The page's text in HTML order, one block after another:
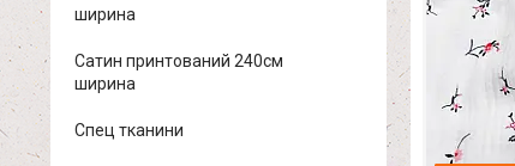
ширина
Сатин принтований 240см
ширина
Спец тканини